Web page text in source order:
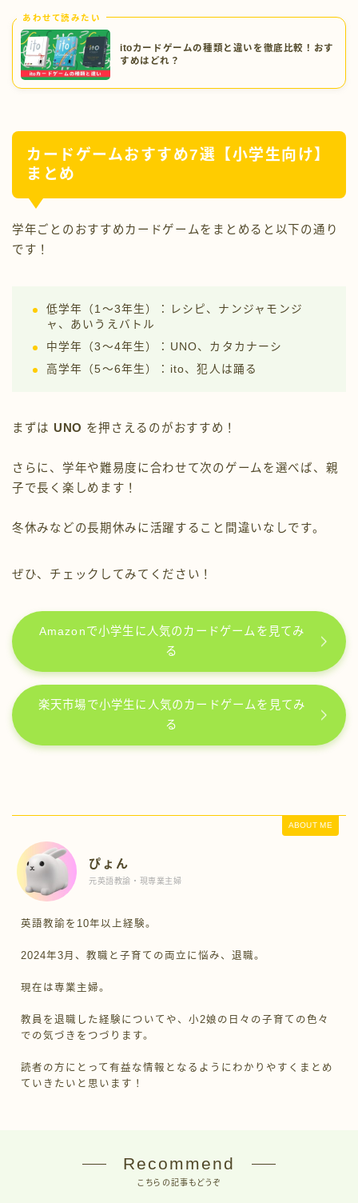
あわせて読みたい
itoカードゲームの種類と違いを徹底比較！おす
すめはどれ？
カードゲームおすすめ7選【小学生向け】
まとめ
学年ごとのおすすめカードゲームをまとめると以下の通り
です！
低学年（1〜3年生）：レシピ、ナンジャモンジ
ャ、あいうえバトル
中学年（3〜4年生）：UNO、カタカナーシ
高学年（5〜6年生）：ito、犯人は踊る
まずは UNO を押さえるのがおすすめ！
さらに、学年や難易度に合わせて次のゲームを選べば、親
子で長く楽しめます！
冬休みなどの長期休みに活躍すること間違いなしです。
ぜひ、チェックしてみてください！
Amazonで小学生に人気のカードゲームを見てみ
る
楽天市場で小学生に人気のカードゲームを見てみ
る
ABOUT ME
ぴょん
元英語教諭・現専業主婦
英語教諭を10年以上経験。
2024年3月、教職と子育ての両立に悩み、退職。
現在は専業主婦。
教員を退職した経験についてや、小2娘の日々の子育ての色々
での気づきをつづります。
読者の方にとって有益な情報となるようにわかりやすくまとめ
ていきたいと思います！
Recommend
こちらの記事もどうぞ